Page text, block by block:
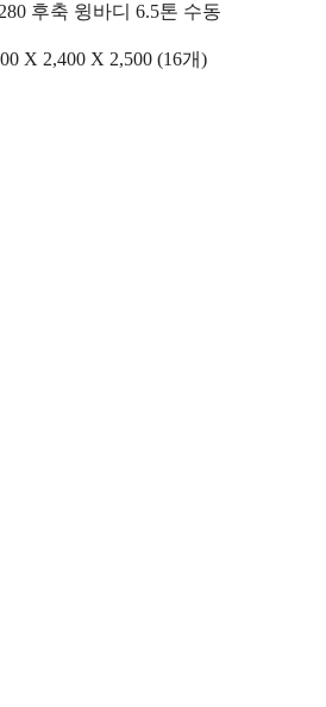
후축 윙바디 6.5톤 수동
X 2,400 X 2,500 (16개)